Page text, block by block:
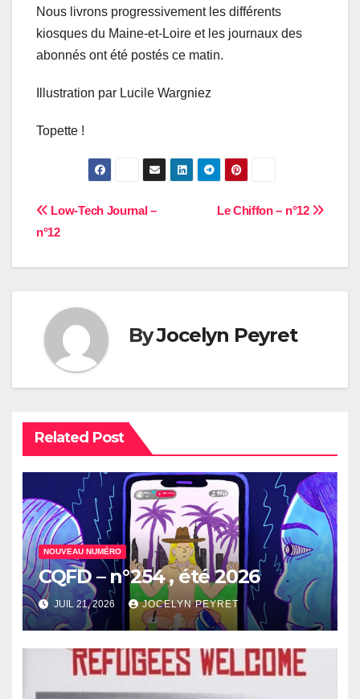
Nous livrons progressivement les différents
kiosques du Maine-et-Loire et les journaux des
abonnés ont été postés ce matin.
Illustration par Lucile Wargniez
Topette !
Navigation
Le Chiffon – n°12
Low-Tech Journal –
n°12
ByJocelyn Peyret
Related Post
NOUVEAU NUMÉRO
CQFD – n°254 , été 2026
JUIL 21, 2026 JOCELYN PEYRET